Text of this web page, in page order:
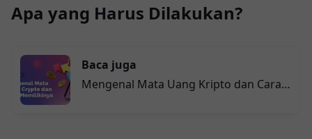
Apa yang Harus Dilakukan?
Baca juga
Mengenal Mata Uang Kripto dan Cara